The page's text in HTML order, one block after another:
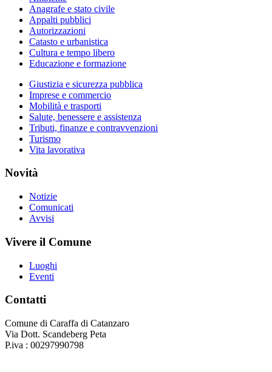
Anagrafe e stato civile
Appalti pubblici
Autorizzazioni
Catasto e urbanistica
Cultura e tempo libero
Educazione e formazione
Giustizia e sicurezza pubblica
Imprese e commercio
Mobilità e trasporti
Salute, benessere e assistenza
Tributi, finanze e contravvenzioni
Turismo
Vita lavorativa
Novità
Notizie
Comunicati
Avvisi
Vivere il Comune
Luoghi
Eventi
Contatti
Comune di Caraffa di Catanzaro
Via Dott. Scandeberg Peta
P.iva : 00297990798